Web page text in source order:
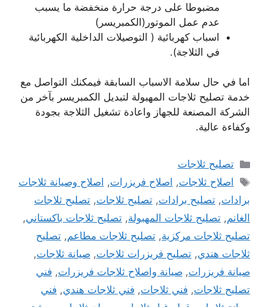
مضبوطا على درجة حرارة منخفضة ما يسبب
عدم عمل الموتور(الكمبريسر)
اسباب كهربائية ( التوصيلات الداخلية الكهربائية
في الثلاجة).
اما في حال سلامة الاسباب السابقة فيمكنك التواصل مع
خدمة تصليح ثلاجات المهبولة لتبديل الكمبريسر بآخر من
الشركة المصنعة للجهاز واعادة تشغيل الثلاجة بجودة
وكفاءة عالية.
التصنيفات
تصليح ثلاجات
الوسوم
اصلاح ثلاجات, اصلاح فريزرات, اصلاح وصيانة ثلاجات
برادات, تصليح برادات, تصليح ثلاجات, تصليح ثلاجات
الغانم, تصليح ثلاجات المهبولة, تصليح ثلاجات باكستاني,
تصليح ثلاجات مركزية, تصليح ثلاجات مطاعم, تصليح
ثلاجات هندي, تصليح فريزرات ثلاجات, صيانة ثلاجات,
صيانة فريزرات, صيانة واصلاح ثلاجات فريزرات, فني
تصليح ثلاجات, فني ثلاجات, فني ثلاجات هندي, فني